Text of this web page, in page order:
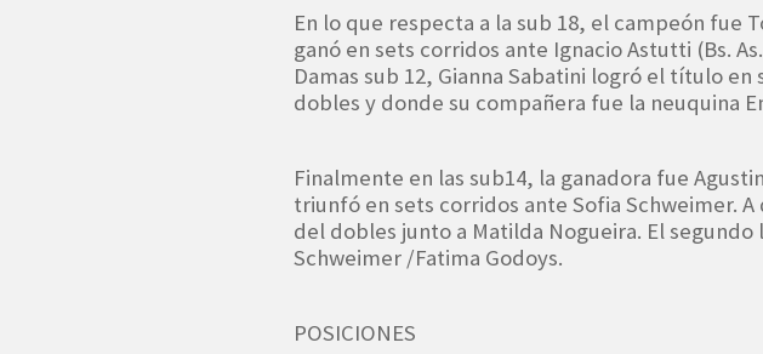
En lo que respecta a la sub 18, el campeón fue
ganó en sets corridos ante Ignacio Astutti (Bs.
Damas sub 12, Gianna Sabatini logró el título en
dobles y donde su compañera fue la neuquina
Finalmente en las sub14, la ganadora fue
triunfó en sets corridos ante Sofia Schweimer.
del dobles junto a Matilda Nogueira. El segundo
Schweimer /Fatima Godoys.
POSICIONES